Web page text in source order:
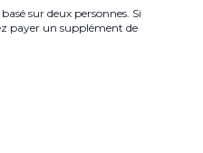
sur deux personnes. Si
payer un supplément de